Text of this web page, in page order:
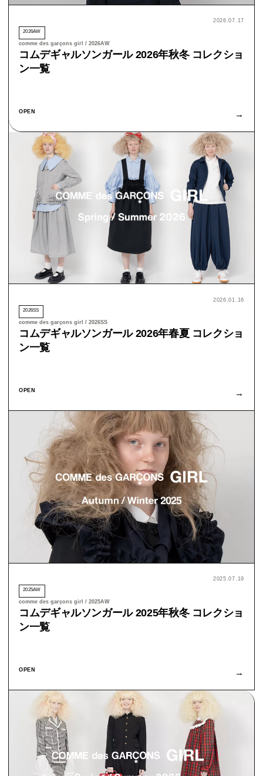
2026.07.17
2026AW
comme des garçons girl / 2026AW
コムデギャルソンガール 2026年秋冬 コレクショ
ン一覧
OPEN →
2026.01.16
2026SS
comme des garçons girl / 2026SS
コムデギャルソンガール 2026年春夏 コレクショ
ン一覧
OPEN →
2025.07.19
2025AW
comme des garçons girl / 2025AW
コムデギャルソンガール 2025年秋冬 コレクショ
ン一覧
OPEN →